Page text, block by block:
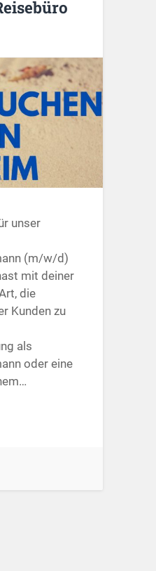
unser
(m/w/d)
mit deiner
die
Kunden zu
als
oder eine